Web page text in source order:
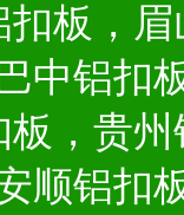
板，
中铝扣
，贵
顺铝扣